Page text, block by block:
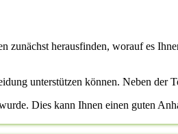
herausfinden, worauf es
unterstützen können. Neben der
Dies kann Ihnen einen guten